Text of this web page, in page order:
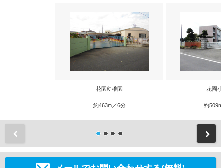
花園幼稚園
約463m／6分
花園
約